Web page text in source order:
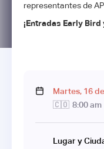
representantes de
¡Entradas Early
Martes, 16de
🇨🇴 8:00 am
Lugar y